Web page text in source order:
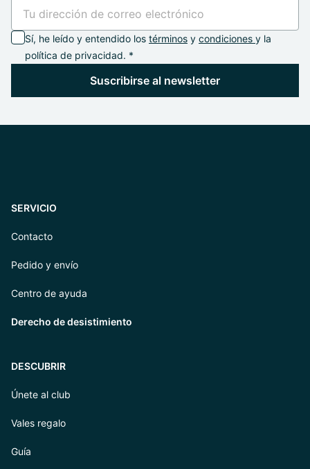
Sí, he leído y entendido los términos y condiciones y la
política de privacidad. *
Suscribirse al newsletter
SERVICIO
Contacto
Pedido y envío
Centro de ayuda
Derecho de desistimiento
DESCUBRIR
Únete al club
Vales regalo
Guía